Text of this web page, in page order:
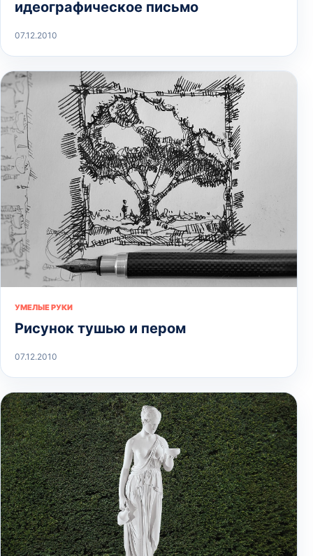
идеографическое письмо
07.12.2010
УМЕЛЫЕ РУКИ
Рисунок тушью и пером
07.12.2010